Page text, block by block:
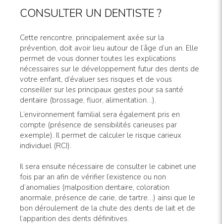
CONSULTER UN DENTISTE ?
Cette rencontre, principalement axée sur la
prévention, doit avoir lieu autour de l’âge d’un an. Elle
permet de vous donner toutes les explications
nécessaires sur le développement futur des dents de
votre enfant, d’évaluer ses risques et de vous
conseiller sur les principaux gestes pour sa santé
dentaire (brossage, fluor, alimentation…).
L’environnement familial sera également pris en
compte (pré­sence de sensibilités carieuses par
exemple). Il permet de calculer le risque carieux
individuel (RCI).
Il sera ensuite nécessaire de consulter le cabinet une
fois par an afin de vérifier l’existence ou non
d’anomalies (malposition dentaire, coloration
anormale, présence de carie, de tartre…) ainsi que le
bon déroulement de la chute des dents de lait et de
l’apparition des dents définitives.